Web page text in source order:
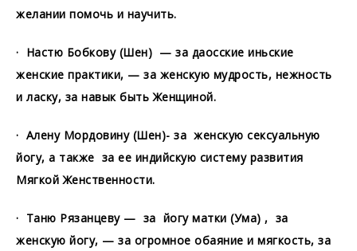
желании помочь и научить.
· Настю Бобкову (Шен) — за даосские иньские
женские практики, — за женскую мудрость, нежность
и ласку, за навык быть Женщиной.
· Алену Мордовину (Шен)- за женскую сексуальную
йогу, а также за ее индийскую систему развития
Мягкой Женственности.
· Таню Рязанцеву — за йогу матки (Ума) , за
женскую йогу, — за огромное обаяние и мягкость, за